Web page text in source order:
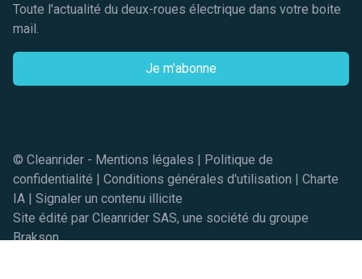
Toute l'actualité du deux-roues électrique dans votre boite
mail.
Je m'abonne
© Cleanrider - Mentions légales | Politique de
confidentialité | Conditions générales d'utilisation | Charte
IA | Signaler un contenu illicite
Site édité par Cleanrider SAS, une société du groupe
Brakson